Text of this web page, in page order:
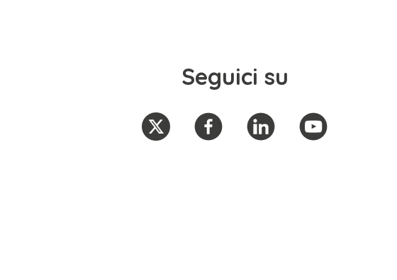
Seguici su